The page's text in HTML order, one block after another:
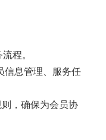
程。
息管理、服务任
，确保为会员协